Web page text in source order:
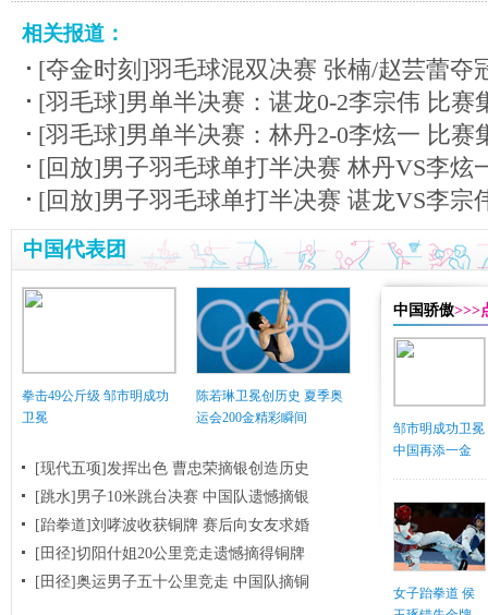
相关报道：
[夺金时刻]羽毛球混双决赛 张楠/赵芸蕾夺
[羽毛球]男单半决赛：谌龙0-2李宗伟 比赛
[羽毛球]男单半决赛：林丹2-0李炫一 比赛
[回放]男子羽毛球单打半决赛 林丹VS李炫
[回放]男子羽毛球单打半决赛 谌龙VS李宗
中国代表团
拳击49公斤级 邹市明成功
卫冕
陈若琳卫冕创历史 夏季奥
运会200金精彩瞬间
[现代五项]发挥出色 曹忠荣摘银创造历史
[跳水]男子10米跳台决赛 中国队遗憾摘银
[跆拳道]刘哮波收获铜牌 赛后向女友求婚
[田径]切阳什姐20公里竞走遗憾摘得铜牌
[田径]奥运男子五十公里竞走 中国队摘铜
中国骄傲>>>
邹市明成功卫冕
中国再添一金
女子跆拳道 侯